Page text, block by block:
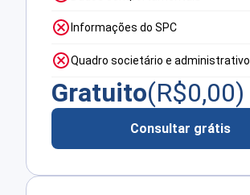
Informações do SPC
Quadro societário e administrativo
Gratuito(R$0,00)
Consultar grátis